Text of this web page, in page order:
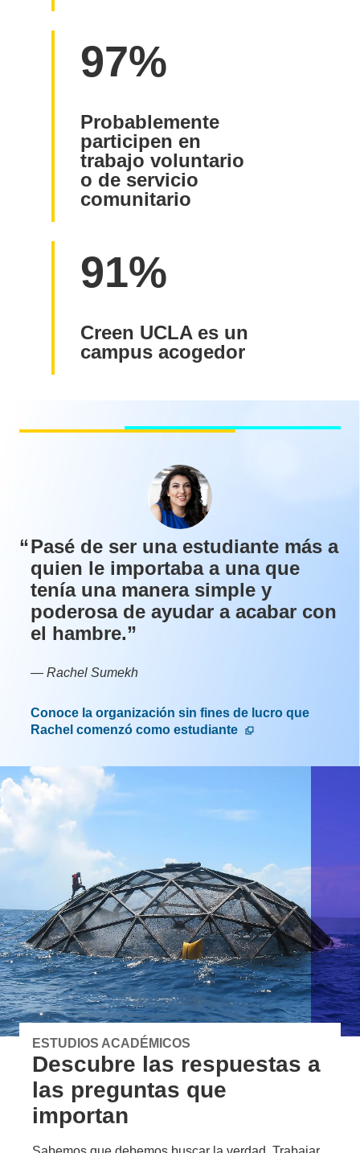
97%
Probablemente
participen en
trabajo voluntario
o de servicio
comunitario
91%
Creen UCLA es un
campus acogedor
Pasé de ser una estudiante más a
quien le importaba a una que
tenía una manera simple y
poderosa de ayudar a acabar con
el hambre.
— Rachel Sumekh
Conoce la organización sin fines de lucro que
Rachel comenzó como estudiante
ESTUDIOS ACADÉMICOS
Descubre las respuestas a
las preguntas que
importan